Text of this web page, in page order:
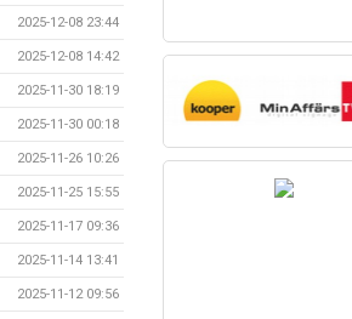
2025-12-08 23:44
2025-12-08 14:42
2025-11-30 18:19
2025-11-30 00:18
2025-11-26 10:26
2025-11-25 15:55
2025-11-17 09:36
2025-11-14 13:41
2025-11-12 09:56